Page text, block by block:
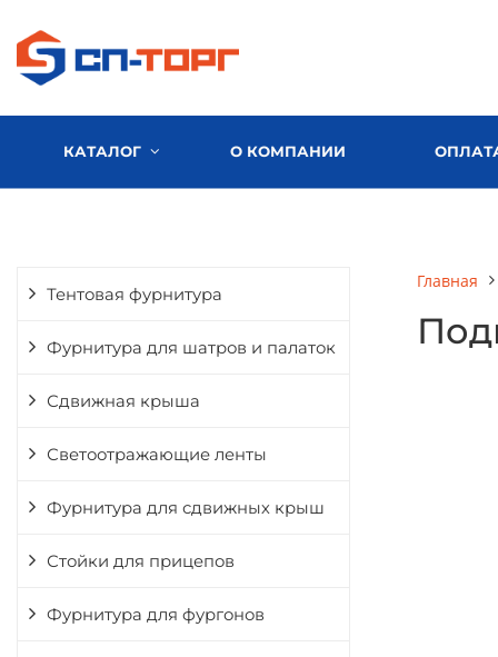
КАТАЛОГ О КОМПАНИИ
Тентовая фурнитура
Фурнитура для шатров и палаток
Сдвижная крыша
Светоотражающие ленты
Фурнитура для сдвижных крыш
Стойки для прицепов
Фурнитура для фургонов
Главная